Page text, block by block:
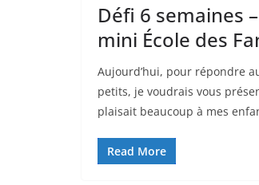
Défi 6 semaines
mini École des
Aujourd’hui, pour répondre
petits, je voudrais vous
plaisait beaucoup à mes
Read More